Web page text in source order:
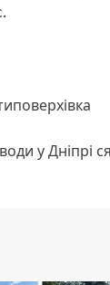
у Дніпрі